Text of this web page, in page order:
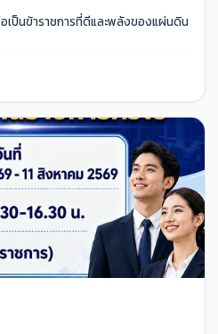
ป็นข้าราชการที่ดีและพลังของแผ่นดิน